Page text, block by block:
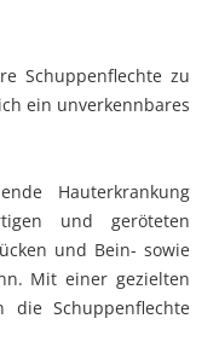
Schuppenflechte zu
ein unverkennbares
Hauterkrankung
und geröteten
und Bein- sowie
Mit einer gezielten
die Schuppenflechte